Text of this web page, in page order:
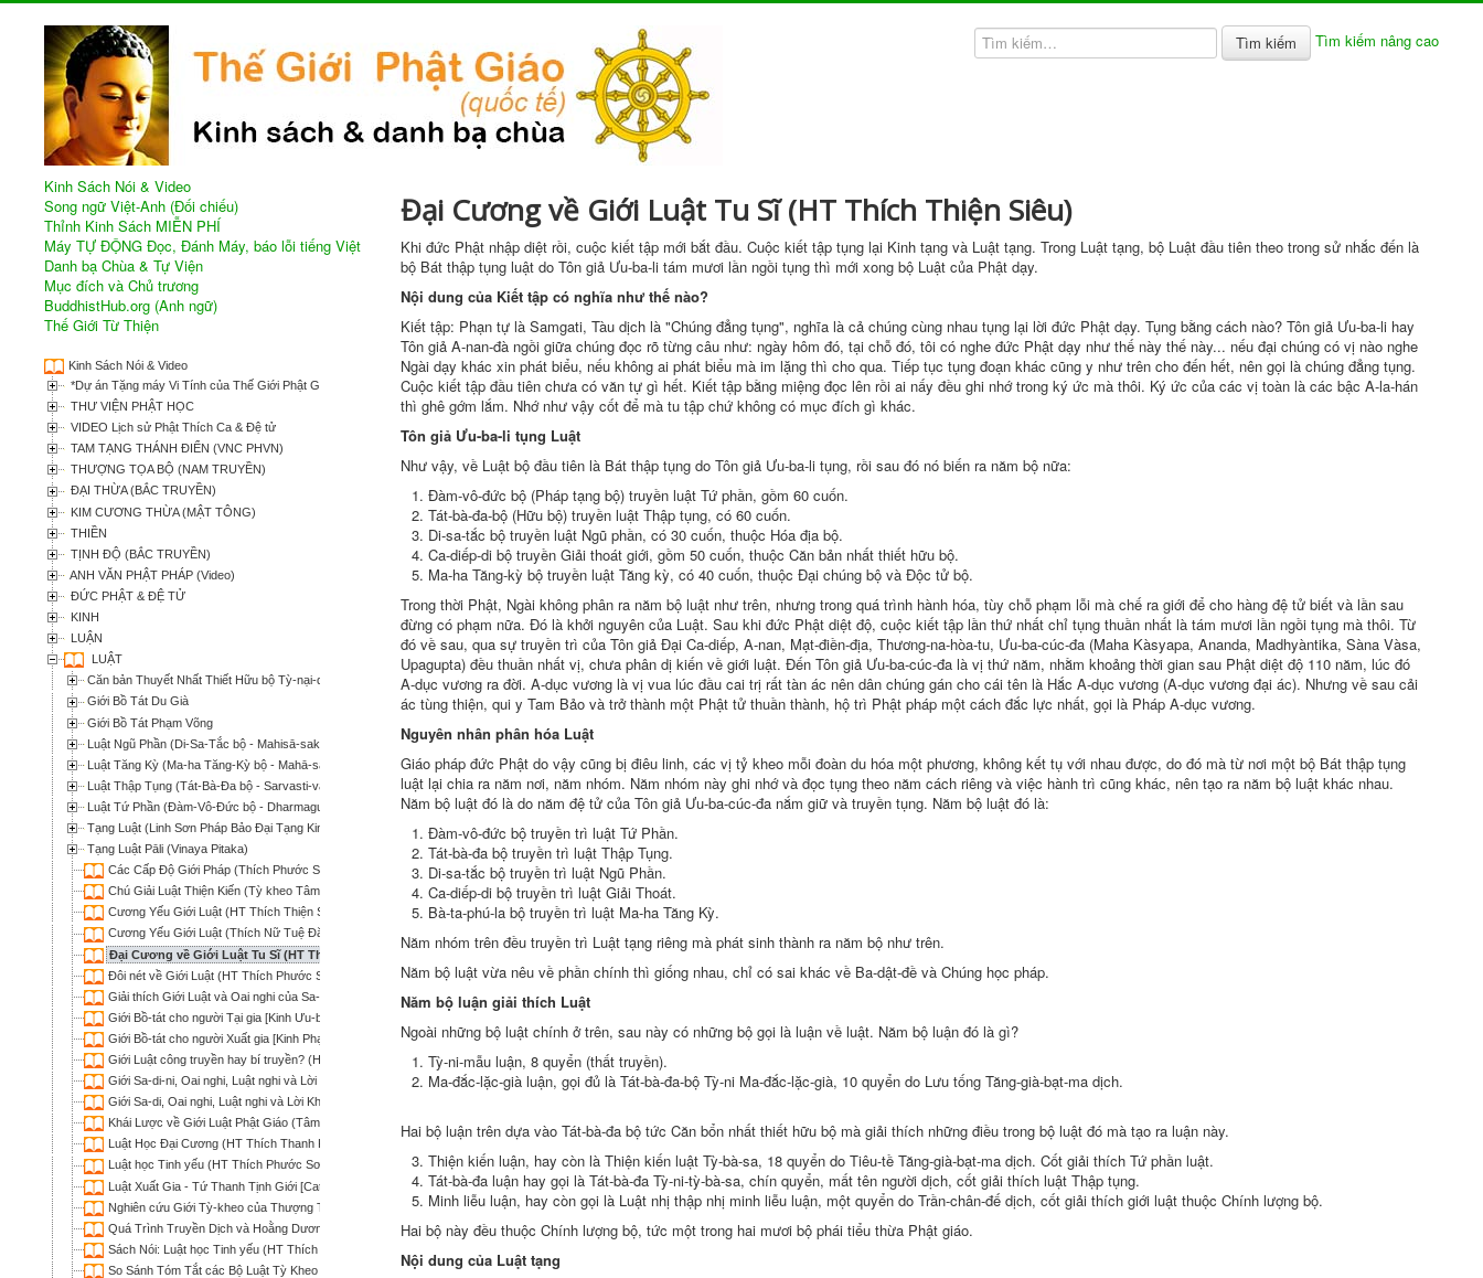
Tìm kiếm Tìm kiếm nâng cao
Kinh Sách Nói & Video
Song ngữ Việt-Anh (Đối chiếu)
Thỉnh Kinh Sách MIỄN PHÍ
Máy TỰ ĐỘNG Đọc, Đánh Máy, báo lỗi tiếng Việt
Danh bạ Chùa & Tự Viện
Mục đích và Chủ trương
BuddhistHub.org (Anh ngữ)
Thế Giới Từ Thiện
Kinh Sách Nói & Video
*Dự án Tặng máy Vi Tính của Thế Giới Phật Giáo
THƯ VIỆN PHẬT HỌC
VIDEO Lịch sử Phật Thích Ca & Đệ tử
TAM TẠNG THÁNH ĐIỂN (VNC PHVN)
THƯỢNG TỌA BỘ (NAM TRUYỀN)
ĐẠI THỪA (BẮC TRUYỀN)
KIM CƯƠNG THỪA (MẬT TÔNG)
THIỀN
TỊNH ĐỘ (BẮC TRUYỀN)
ANH VĂN PHẬT PHÁP (Video)
ĐỨC PHẬT & ĐỆ TỬ
KINH
LUẬN
LUẬT
Căn bản Thuyết Nhất Thiết Hữu bộ Tỳ-nại-da (Tát Bà Đa bộ - Mula-sarvātivāda-vinaya)
Giới Bồ Tát Du Già
Giới Bồ Tát Phạm Võng
Luật Ngũ Phần (Di-Sa-Tắc bộ - Mahisā-saka)
Luật Tăng Kỳ (Ma-ha Tăng-Kỳ bộ - Mahā-sanghika)
Luật Thập Tụng (Tát-Bà-Đa bộ - Sarvasti-vada)
Luật Tứ Phần (Đàm-Vô-Đức bộ - Dharmaguptaka)
Tạng Luật (Linh Sơn Pháp Bảo Đại Tạng Kinh)
Tạng Luật Pāli (Vinaya Pitaka)
Các Cấp Độ Giới Pháp (Thích Phước Sơn)
Chú Giải Luật Thiện Kiến (Tỳ kheo Tâm Hạnh)
Cương Yếu Giới Luật (HT Thích Thiện Siêu)
Cương Yếu Giới Luật (Thích Nữ Tuệ Đăng dịch)
Đại Cương về Giới Luật Tu Sĩ (HT Thích Thiện Siêu)
Đôi nét về Giới Luật (HT Thích Phước Sơn)
Giải thích Giới Luật và Oai nghi của Sa-di (HT Thích Quảng Hóa; Thích Nhật Từ dịch)
Giới Bồ-tát cho người Tại gia [Kinh Ưu-bà-tắc Giới] (Thích Nhật Từ dịch)
Giới Bồ-tát cho người Xuất gia [Kinh Phạm võng Bồ-tát Giới] (Thích Nhật Từ dịch)
Giới Luật công truyền hay bí truyền? (HT Thích Phước Sơn)
Giới Sa-di-ni, Oai nghi, Luật nghi và Lời Khuyến Tu của Tổ Quy Sơn (Thích Nhật Từ dịch)
Giới Sa-di, Oai nghi, Luật nghi và Lời Khuyến Tu của Tổ Quy Sơn (Thích Nhật Từ dịch)
Khái Lược về Giới Luật Phật Giáo (Tâm Chơn)
Luật Học Đại Cương (HT Thích Thanh Kiểm)
Luật học Tinh yếu (HT Thích Phước Sơn)
Luật Xuất Gia - Tứ Thanh Tịnh Giới [Catuparisuddhisila] (Hộ Tông dịch)
Nghiên cứu Giới Tỳ-kheo của Thượng Tọa Bộ [đối chiếu với 5 phái Luật Phật Giáo] (Thích Nhật Từ dịch)
Quá Trình Truyền Dịch và Hoằng Dương Luật Điển Đại Tiểu Thừa ở Trung Quốc (Thích Nữ Như Lộc)
Sách Nói: Luật học Tinh yếu (HT Thích Phước Sơn)
So Sánh Tóm Tắt các Bộ Luật Tỳ Kheo (Bình Anson)
Đại Cương về Giới Luật Tu Sĩ (HT Thích Thiện Siêu)
Khi đức Phật nhập diệtrồi, cuộc kiết tậpmới bắt đầu. Cuộc kiết tậptụng lại Kinh tạngvà Luật tạng. Trong Luật tạng, bộ Luật đầu tiên theo trong sử nhắc đến là
bộ Bát thập tụng luậtdo Tôn giảƯu-ba-li tám mươi lần ngồi tụng thì mới xong bộ Luật của Phật dạy.
Nội dung của Kiết tậpcó nghĩa như thế nào?
Kiết tập: Phạn tự là Samgati, Tàu dịch là "Chúng đẳng tụng", nghĩa là cả chúng cùng nhau tụng lại lời đức Phậtdạy. Tụng bằng cách nào? Tôn giảƯu-ba-li hay
Tôn giảA-nan-đà ngồi giữa chúng đọc rõ từng câu như: ngày hôm đó, tại chỗ đó, tôi có nghe đức Phậtdạy như thế này thế này... nếu đại chúngcó vị nào nghe
Ngài dạy khác xin phát biểu, nếu khôngai phát biểumà im lặngthì cho qua. Tiếp tục tụng đoạn khác cũng y nhưtrên cho đếnhết, nên gọi là chúng đẳng tụng.
Cuộc kiết tậpđầu tiên chưa có văn tựgì hết. Kiết tậpbằng miệng đọc lên rồi ai nấy đều ghi nhớ trong ký ức mà thôi. Ký ức của các vị toàn là các bậc A-la-hán
thì ghê gớm lắm. Nhớ như vậy cốt để mà tu tậpchứ không có mục đíchgì khác.
Tôn giảƯu-ba-li tụng Luật
Như vậy, về Luật bộ đầu tiên là Bát thậptụng do Tôn giảƯu-ba-li tụng, rồi sau đó nó biến ra năm bộ nữa:
Đàm-vô-đức bộ (Pháp tạng bộ) truyền luật Tứ phần, gồm 60 cuốn.
Tát-bà-đa-bộ (Hữu bộ) truyền luật Thập tụng, có 60 cuốn.
Di-sa-tắc bộ truyền luật Ngũ phần, có 30 cuốn, thuộc Hóa địa bộ.
Ca-diếp-di bộ truyền Giải thoát giới, gồm 50 cuốn, thuộc Căn bản nhất thiết hữu bộ.
Ma-ha Tăng-kỳ bộ truyền luật Tăng kỳ, có 40 cuốn, thuộc Đại chúng bộvà Độc tử bộ.
Trong thời Phật, Ngài không phân ra năm bộ luật như trên, nhưng trong quá trình hành hóa, tùy chỗ phạm lỗi mà chế ra giới để cho hàng đệ tửbiết và lần sau
đừng có phạm nữa. Đó là khởi nguyên của Luật. Sau khi đức Phật diệt độ, cuộc kiết tậplần thứ nhất chỉtụng thuần nhấtlà tám mươi lần ngồi tụng mà thôi. Từ
đó về sau, qua sự truyền trì của Tôn giả Đại Ca-diếp, A-nan, Mạt-điền-địa, Thương-na-hòa-tu, Ưu-ba-cúc-đa (Maha Kàsyapa, Ananda, Madhyàntika, Sàna Vàsa,
Upagupta) đều thuần nhấtvị, chưa phân dị kiếnvề giới luật. Đến Tôn giảƯu-ba-cúc-đa là vị thứ năm, nhằm khoảng thời giansau Phật diệtđộ 110 năm, lúc đó
A-dục vương ra đời. A-dục vương là vị vua lúc đầucai trị rất tàn ác nên dân chúng gán chocái tên là Hắc A-dục vương (A-dục vương đại ác). Nhưng về sau cải
ác tùng thiện, qui y Tam Bảovà trở thànhmột Phật tử thuần thành, hộ trì Phậtpháp một cách đắc lực nhất, gọi là Pháp A-dục vương.
Nguyên nhân phân hóa Luật
Giáo pháp đức Phậtdo vậy cũng bị điêu linh, các vị tỷ kheomỗi đoàn du hóamột phương, không kết tụ với nhauđược, do đó mà từ nơi một bộ Bát thập tụng
luậtlại chia ra năm nơi, năm nhóm. Năm nhóm này ghi nhớ và đọc tụngtheo năm cách riêng và việc hành trì cũng khác, nên tạo ra năm bộ luật khác nhau.
Năm bộ luật đó là do năm đệ tửcủa Tôn giảƯu-ba-cúc-đa nắm giữ và truyền tụng. Năm bộ luật đó là:
Đàm-vô-đức bộ truyền trì luật Tứ Phần.
Tát-bà-đa bộ truyền trì luật Thập Tụng.
Di-sa-tắc bộ truyền trì luật Ngũ Phần.
Ca-diếp-di bộ truyền trì luật Giải Thoát.
Bà-ta-phú-la bộ truyền trì luật Ma-ha Tăng Kỳ.
Năm nhóm trên đều truyền trì Luật tạngriêng mà phát sinh thànhra năm bộ như trên.
Năm bộ luật vừa nêu về phần chính thì giống nhau, chỉ có sai khác về Ba-dật-đề và Chúng học pháp.
Năm bộ luận giải thích Luật
Ngoài những bộ luật chính ở trên, sau này có những bộ gọi là luận về luật. Năm bộ luận đó là gì?
Tỳ-ni-mẫu luận, 8 quyển (thất truyền).
Ma-đắc-lặc-già luận, gọi đủ là Tát-bà-đa-bộ Tỳ-ni Ma-đắc-lặc-già, 10 quyển do Lưu tống Tăng-già-bạt-ma dịch.
Hai bộ luận trên dựa vàoTát-bà-đa bộ tức Căn bổn nhất thiết hữu bộmà giải thíchnhững điều trong bộ luật đó mà tạo ra luận này.
Thiện kiếnluận, hay còn là Thiện kiếnluật Tỳ-bà-sa, 18 quyển do Tiêu-tề Tăng-già-bạt-ma dịch. Cốt giải thích Tứ phần luật.
Tát-bà-đa luận hay gọi là Tát-bà-đa Tỳ-ni-tỳ-bà-sa, chín quyển, mất tên người dịch, cốt giải thíchluật Thập tụng.
Minh liễuluận, hay còn gọi là Luật nhị thập nhị minh liễuluận, một quyển do Trần-chân-đế dịch, cốt giải thích giới luậtthuộc Chính lượng bộ.
Hai bộ này đều thuộc Chính lượng bộ, tức một trong hai mươi bộ phái tiểu thừa Phật giáo.
Nội dung của Luật tạng